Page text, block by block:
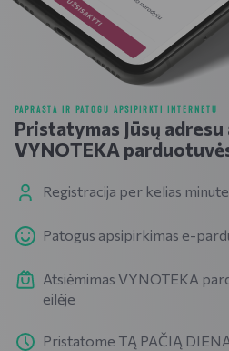
PAPRASTA IR PATOGU APSIPIRKTI INTERNETU
Pristatymas Jūsų
VYNOTEKA
Registracija per kelias
Patogus apsipirkimas e-
Atsiėmimas VYNOTEKA
eilėje
Pristatome TĄ PAČIĄ